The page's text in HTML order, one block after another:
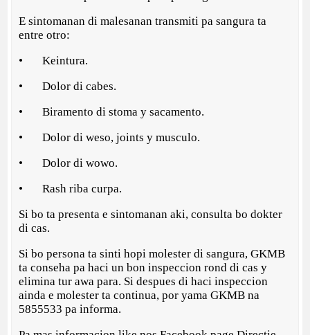
E sintomanan di malesanan transmiti pa sangura ta
entre otro:
• Keintura.
• Dolor di cabes.
• Biramento di stoma y sacamento.
• Dolor di weso, joints y musculo.
• Dolor di wowo.
• Rash riba curpa.
Si bo ta presenta e sintomanan aki, consulta bo dokter
di cas.
Si bo persona ta sinti hopi molester di sangura, GKMB
ta conseha pa haci un bon inspeccion rond di cas y
elimina tur awa para. Si despues di haci inspeccion
ainda e molester ta continua, por yama GKMB na
5855533 pa informa.